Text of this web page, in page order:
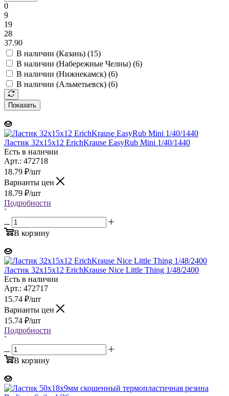
0
9
19
28
37.90
В наличии (Казань) (15)
В наличии (Набережные Челны) (6)
В наличии (Нижнекамск) (6)
В наличии (Альметьевск) (6)
Показать
Ластик 32х15х12 ErichKrause EasyRub Mini 1/40/1440
Есть в наличии
Арт.: 472718
18.79 ₽/шт
Варианты цен
18.79 ₽/шт
Подробности
`
В корзину
Ластик 32х15х12 ErichKrause Nice Little Thing 1/48/2400
Есть в наличии
Арт.: 472717
15.74 ₽/шт
Варианты цен
15.74 ₽/шт
Подробности
`
В корзину